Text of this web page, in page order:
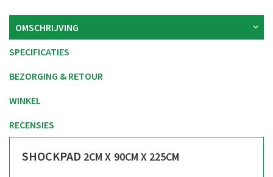
OMSCHRIJVING
SPECIFICATIES
BEZORGING & RETOUR
WINKEL
RECENSIES
SHOCKPAD 2CM X 90CM X 225CM